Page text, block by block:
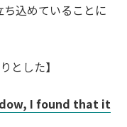
込めていることに
とした】
I found that it